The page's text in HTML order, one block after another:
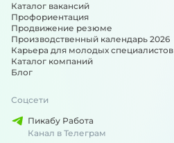
Каталог вакансий
Профориентация
Продвижение резюме
Производственный календарь 2026
Карьера для молодых специалистов
Каталог компаний
Блог
Соцсети
Пикабу Работа
Канал в Телеграм